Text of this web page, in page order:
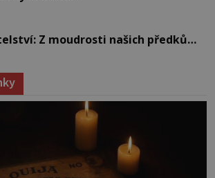
Z moudrosti našich předků…